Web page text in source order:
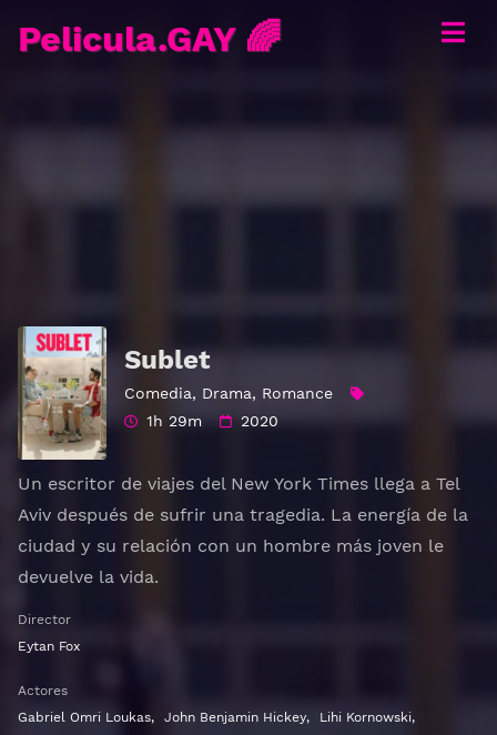
Pelicula.GAY 🌈
Sublet
Comedia, Drama, Romance
1h 29m
2020
Un escritor de viajes del New York Times llega a Tel
Aviv después de sufrir una tragedia. La energía de la
ciudad y su relación con un hombre más joven le
devuelve la vida.
Director
Eytan Fox
Actores
Gabriel Omri Loukas, John Benjamin Hickey, Lihi Kornowski,